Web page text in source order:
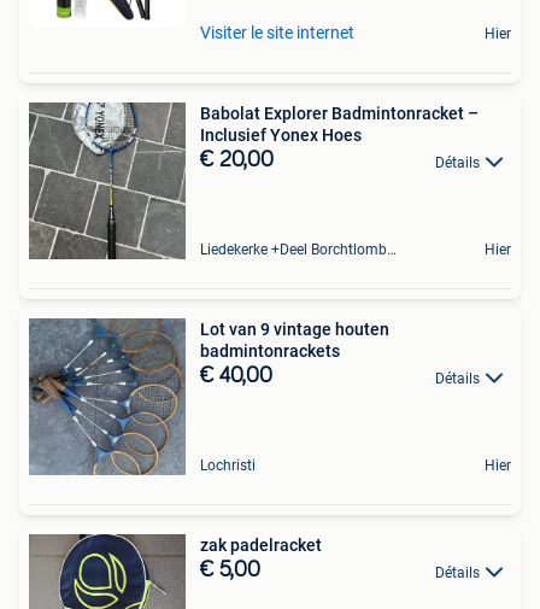
Visiter le site internet Hier
Babolat Explorer Badmintonracket –
Inclusief Yonex Hoes
€ 20,00 Détails
Liedekerke +Deel Borchtlombeek Hier
Lot van 9 vintage houten
badmintonrackets
€ 40,00 Détails
Lochristi Hier
zak padelracket
€ 5,00 Détails